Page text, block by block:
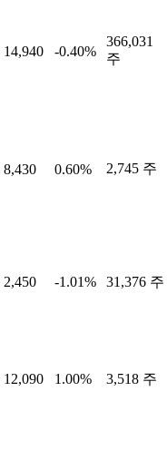
14,940 -0.40%
366,031
주
8,430 0.60% 2,745 주
2,450 -1.01% 31,376 주
12,090 1.00% 3,518 주